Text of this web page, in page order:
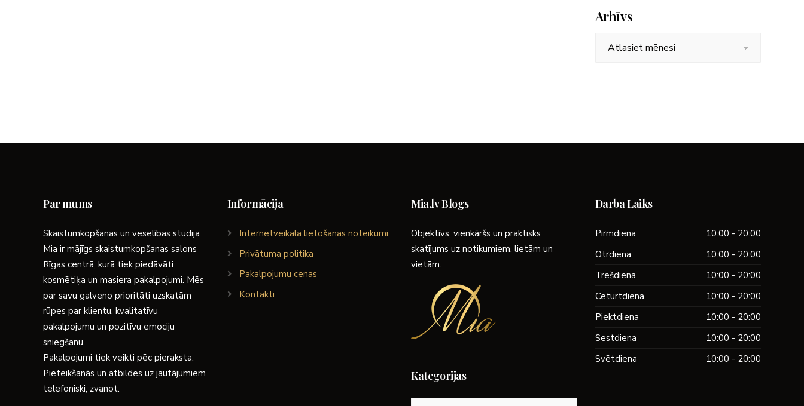
Arhīvs
Par mums
Skaistumkopšanas un veselības studija
Mia ir mājīgs skaistumkopšanas salons
Rīgas centrā, kurā tiek piedāvāti
kosmētiķa un masiera pakalpojumi. Mēs
par savu galveno prioritāti uzskatām
rūpes par klientu, kvalitatīvu
pakalpojumu un pozitīvu emociju
sniegšanu.
Pakalpojumi tiek veikti pēc pieraksta.
Pieteikšanās un atbildes uz jautājumiem
telefoniski, zvanot.
Informācija
Internetveikala lietošanas noteikumi
Privātuma politika
Pakalpojumu cenas
Kontakti
Mia.lv Blogs
Objektīvs, vienkāršs un praktisks
skatījums uz notikumiem, lietām un
vietām.
Kategorijas
Darba Laiks
Pirmdiena
10:00 - 20:00
Otrdiena
10:00 - 20:00
Trešdiena
10:00 - 20:00
Ceturtdiena
10:00 - 20:00
Piektdiena
10:00 - 20:00
Sestdiena
10:00 - 20:00
Svētdiena
10:00 - 20:00